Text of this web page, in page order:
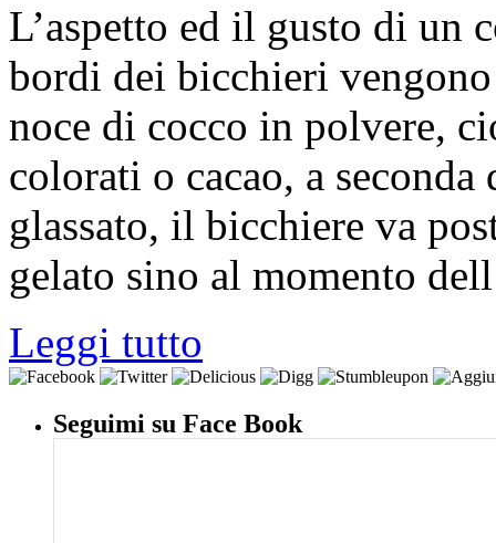
L’aspetto ed il gusto di un
bordi dei bicchieri
noce di cocco in polvere,
colorati o cacao, a
glassato, il bicchiere va
gelato sino al momento
Leggi tutto
Seguimi su Face Book